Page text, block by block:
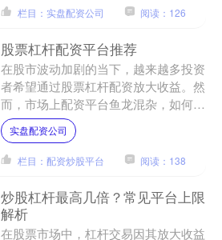
栏目：实盘配资公司 阅读：126
股票杠杆配资平台推荐
在股市波动加剧的当下，越来越多投资
者希望通过股票杠杆配资放大收益。然
而，市场上配资平台鱼龙混杂，如何选
择一家安全、合规且服务优质的平台，
成为投资者面临的首要问题....
实盘配资公司
栏目：配资炒股平台 阅读：138
炒股杠杆最高几倍？常见平台上限
解析
在股票市场中，杠杆交易因其放大收益